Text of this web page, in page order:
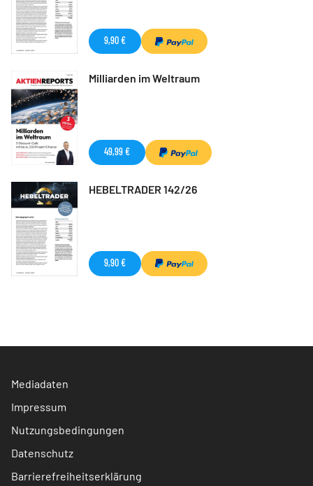
9,90 €
Milliarden im Weltraum
49,99 €
HEBELTRADER 142/26
9,90 €
Mediadaten
Impressum
Nutzungsbedingungen
Datenschutz
Barrierefreiheitserklärung